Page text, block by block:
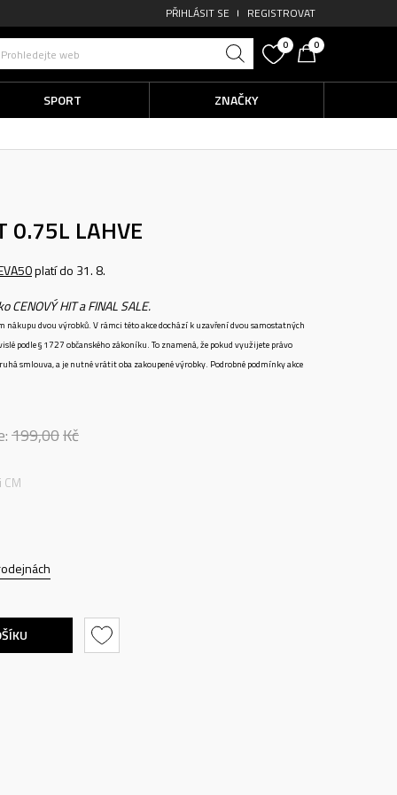
PŘIHLÁSIT SE REGISTROVAT
Prohledejte web
0 0
SPORT ZNAČKY
0.75L LAHVE
platí do 31. 8.
HIT a FINAL SALE.
nákupu dvou výrobků. V rámci této akce dochází k uzavření dvou samostatných
podle § 1727 občanského zákoníku. To znamená, že pokud využijete právo
smlouva, a je nutné vrátit oba zakoupené výrobky. Podrobné podmínky akce
199,00Kč